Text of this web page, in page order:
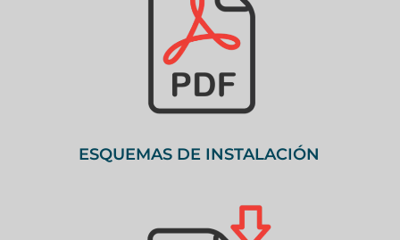
ESQUEMAS DE INSTALACIÓN